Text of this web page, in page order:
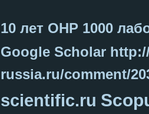
10 лет ОНР 1000
Google Scholar
russia.ru/comment/
scientific.ru